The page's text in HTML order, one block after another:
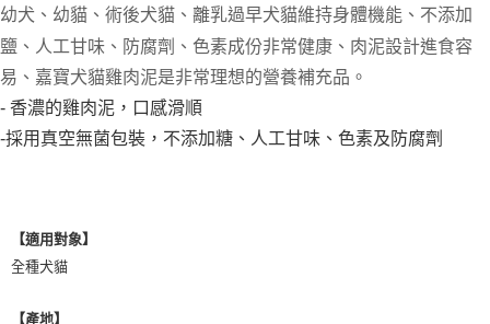
每筆NT$60，滿NT$1,500(含以上)免運費
【7-11】取貨付款1500免運
每筆NT$80，滿NT$1,500(含以上)免運費
【7-11】取貨1500免運
每筆NT$85，滿NT$1,500(含以上)免運費
【宅配-貨到付款】1500免運
幼犬、幼貓、術後犬貓、離乳過早犬貓維持身體機能、不添加
鹽、人工甘味、防腐劑、色素成份非常健康、肉泥設計進食容
易、嘉寶犬貓雞肉泥是非常理想的營養補充品。
- 香濃的雞肉泥，口感滑順
-採用真空無菌包裝，不添加糖、人工甘味、色素及防腐劑
【適用對象】
全種犬貓
【產地】